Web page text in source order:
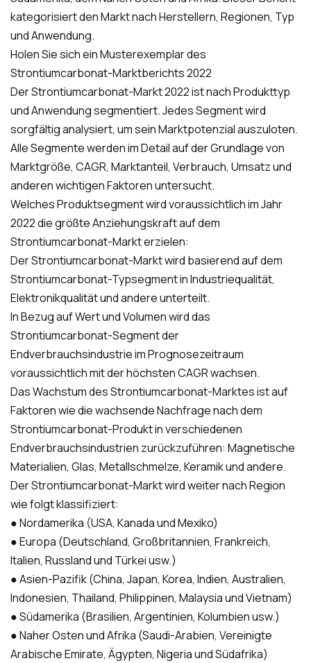
kategorisiert den Markt nach Herstellern, Regionen, Typ
und Anwendung.
Holen Sie sich ein Musterexemplar des
Strontiumcarbonat-Marktberichts 2022
Der Strontiumcarbonat-Markt 2022 ist nach Produkttyp
und Anwendung segmentiert. Jedes Segment wird
sorgfältig analysiert, um sein Marktpotenzial auszuloten.
Alle Segmente werden im Detail auf der Grundlage von
Marktgröße, CAGR, Marktanteil, Verbrauch, Umsatz und
anderen wichtigen Faktoren untersucht.
Welches Produktsegment wird voraussichtlich im Jahr
2022 die größte Anziehungskraft auf dem
Strontiumcarbonat-Markt erzielen:
Der Strontiumcarbonat-Markt wird basierend auf dem
Strontiumcarbonat-Typsegment in Industriequalität,
Elektronikqualität und andere unterteilt.
In Bezug auf Wert und Volumen wird das
Strontiumcarbonat-Segment der
Endverbrauchsindustrie im Prognosezeitraum
voraussichtlich mit der höchsten CAGR wachsen.
Das Wachstum des Strontiumcarbonat-Marktes ist auf
Faktoren wie die wachsende Nachfrage nach dem
Strontiumcarbonat-Produkt in verschiedenen
Endverbrauchsindustrien zurückzuführen: Magnetische
Materialien, Glas, Metallschmelze, Keramik und andere.
Der Strontiumcarbonat-Markt wird weiter nach Region
wie folgt klassifiziert:
● Nordamerika (USA, Kanada und Mexiko)
● Europa (Deutschland, Großbritannien, Frankreich,
Italien, Russland und Türkei usw.)
● Asien-Pazifik (China, Japan, Korea, Indien, Australien,
Indonesien, Thailand, Philippinen, Malaysia und Vietnam)
● Südamerika (Brasilien, Argentinien, Kolumbien usw.)
● Naher Osten und Afrika (Saudi-Arabien, Vereinigte
Arabische Emirate, Ägypten, Nigeria und Südafrika)